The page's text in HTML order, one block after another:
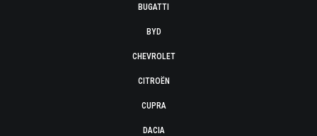
BUGATTI
BYD
CHEVROLET
CITROËN
CUPRA
DACIA